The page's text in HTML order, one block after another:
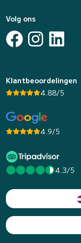
Volg ons
Klantbeoordelingen
4.88/5
4.9/5
4.3/5